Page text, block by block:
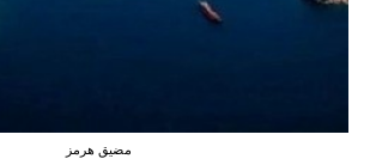
مضيق هرمز